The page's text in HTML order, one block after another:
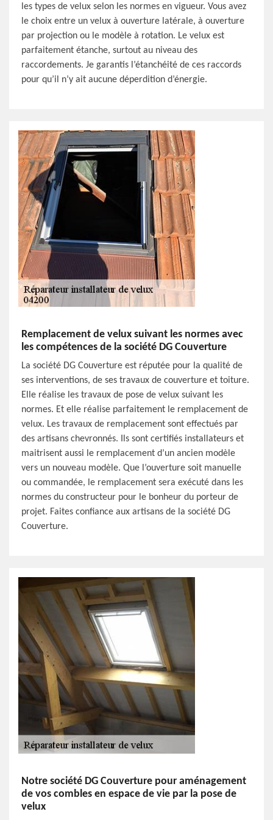
les types de velux selon les normes en vigueur. Vous avez
le choix entre un velux à ouverture latérale, à ouverture
par projection ou le modèle à rotation. Le velux est
parfaitement étanche, surtout au niveau des
raccordements. Je garantis l’étanchéité de ces raccords
pour qu’il n’y ait aucune déperdition d’énergie.
Remplacement de velux suivant les normes avec
les compétences de la société DG Couverture
La société DG Couverture est réputée pour la qualité de
ses interventions, de ses travaux de couverture et toiture.
Elle réalise les travaux de pose de velux suivant les
normes. Et elle réalise parfaitement le remplacement de
velux. Les travaux de remplacement sont effectués par
des artisans chevronnés. Ils sont certifiés installateurs et
maitrisent aussi le remplacement d’un ancien modèle
vers un nouveau modèle. Que l’ouverture soit manuelle
ou commandée, le remplacement sera exécuté dans les
normes du constructeur pour le bonheur du porteur de
projet. Faites confiance aux artisans de la société DG
Couverture.
Notre société DG Couverture pour aménagement
de vos combles en espace de vie par la pose de
velux